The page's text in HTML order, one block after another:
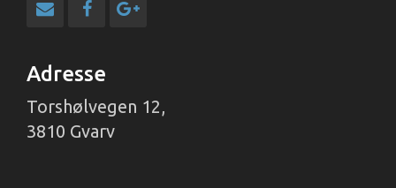
Adresse
Torshølvegen 12,
3810 Gvarv